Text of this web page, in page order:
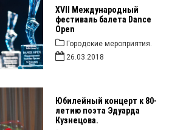
XVII Международный
фестиваль балета Dance
Open
Городские мероприятия.
26.03.2018
Юбилейный концерт к 80-
летию поэта Эдуарда
Кузнецова.